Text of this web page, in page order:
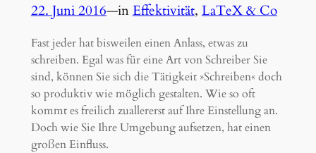
22. Juni 2016—inEffektivität, LaTeX & Co
Fast jeder hat bisweilen einen Anlass, etwas zu
schreiben. Egal was für eine Art von Schreiber Sie
sind, können Sie sich die Tätigkeit »Schreiben« doch
so produktiv wie möglich gestalten. Wie so oft
kommt es freilich zuallererst auf Ihre Einstellung an.
Doch wie Sie Ihre Umgebung aufsetzen, hat einen
großen Einfluss.